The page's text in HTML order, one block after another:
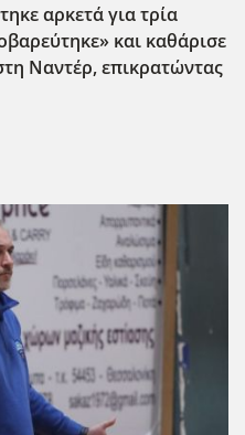
αρκετά για τρία
και καθάρισε
Ναντέρ, επικρατώντας